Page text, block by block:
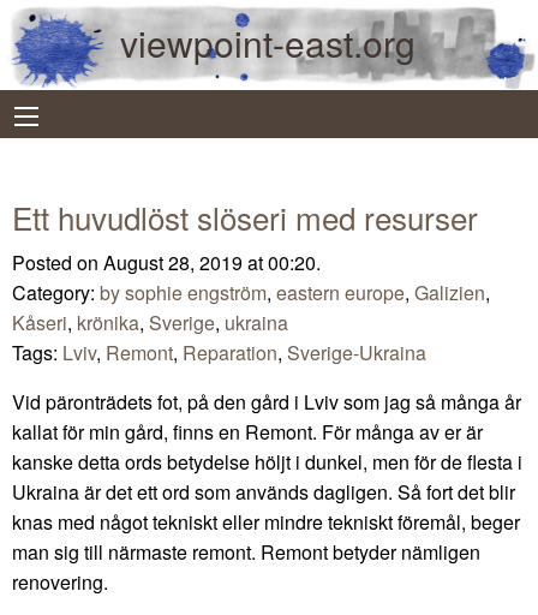
viewpoint-east.org
Ett huvudlöst slöseri med resurser
Posted on August 28, 2019 at 00:20.
Category: by sophie engström, eastern europe, Galizien,
Kåseri, krönika, Sverige, ukraina
Tags: Lviv, Remont, Reparation, Sverige-Ukraina
Vid päronträdets fot, på den gård i Lviv som jag så många år
kallat för min gård, finns en Remont. För många av er är
kanske detta ords betydelse höljt i dunkel, men för de flesta i
Ukraina är det ett ord som används dagligen. Så fort det blir
knas med något tekniskt eller mindre tekniskt föremål, beger
man sig till närmaste remont. Remont betyder nämligen
renovering.